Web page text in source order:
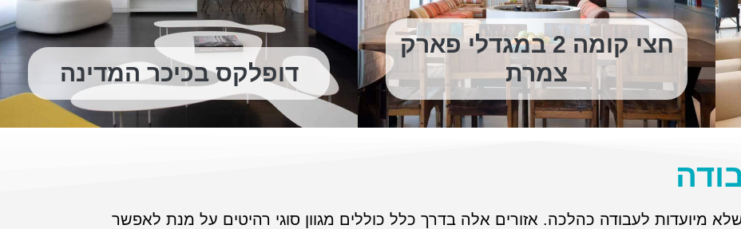
חצי קומה 2 במגדלי פארק
צמרת
דופלקס בכיכר המדינה
מיועדות לעבודה כהלכה. אזורים אלה בדרך כלל כוללים מגוון סוגי רהיטים על מנת לאפשר